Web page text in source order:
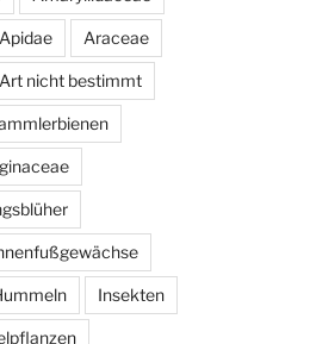
Apidae Araceae
Art nicht bestimmt
Insekten